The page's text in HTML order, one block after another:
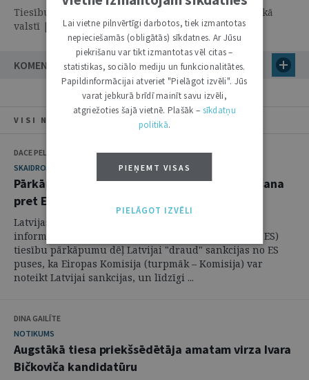
Tiesību normu laika aspekti tiesiskā un demokrātiskā
valstī | | Grāmatas
KOMENTĀRI (1)
VISI NUMURA RAKSTI
DACE PELŠE
SKAIDROJUMI. VIEDOKĻI
Pārkāpuma procedūras un tiesvedības uzsākšana
pret Eiropas Savienības dalībvalsti
Latvijas masu medijos ik pa laikam tiek publicēta
informācija, ka kādu Eiropas Savienības (turpmāk – ES)
tiesību pārkāpumu dēļ Latvijai "draud" sankcijas no ES
puses, ka Eiropas Komisija (turpmāk – Komisija) var
noteikt Latvijai sankcijas, un līdzīgi ...
DINA GAILĪTE
NOTIKUMS
Augstākā tiesa priekšsēdētāja amatam virza Ivara
Bičkoviča kandidatūru
Lai vietne pilnvērtīgi darbotos, tiek izmantotas
nepieciešamās (obligātās) sīkdatnes. Ar Jūsu
piekrišanu var tikt izmantotas vēl citas –
statistikas, sociālo mediju un funkcionalitātes.
Papildinformācijai atveriet "Pielāgot izvēli". Jūs
varat jebkurā brīdī mainīt savu izvēli,
atgriežoties šajā vietnē. Plašāk – sīkdatņu
politikā.
PIEŅEMT VISAS
PIELĀGOT IZVĒLI